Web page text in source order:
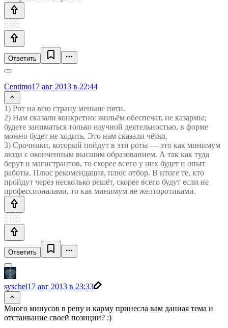
Ответить
Centimo17 авг 2013 в 22:44
1) Рот на всю страну меньше пяти.
2) Нам сказали конкретно: жильём обеспечат, не казармы;
будете заниматься только научной деятельностью, в форме
можно будет не ходить. Это нам сказали чётко.
3) Срочники, который пойдут в эти роты — это как минимум
люди с оконченным высшим образованием. А так как туда
берут и магистрантов, то скорее всего у них будет и опыт
работы. Плюс рекомендация, плюс отбор. В итоге те, кто
пройдут через несколько решёт, скорее всего будут если не
профессионалами, то как минимум не желторотиками.
Ответить
syschel17 авг 2013 в 23:33
Много минусов в репу и карму принесла вам данная тема и
отстаивание своей позиции? :)